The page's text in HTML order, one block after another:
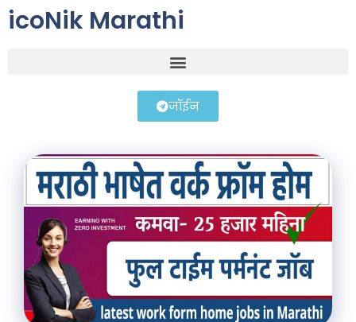
icoNik Marathi
जॉईन